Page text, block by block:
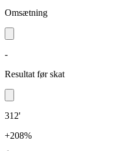
Omsætning
-
Resultat før skat
312'
+208%